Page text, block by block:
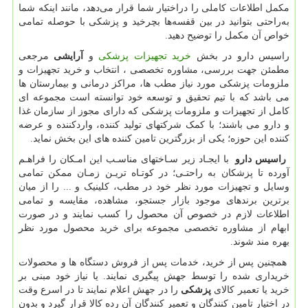
مکمل اطلاعات کاملی را دراختیار شما قرار می‌دهد، مانند اینکه شما
به‌راحتی بتوانید در بین قفسه‌ها بچرخید و پزشکی با حوصله تمامی
خواص آن مکمل را توضیح دهید.
راسیس دارو در بخش خرید تجهیزات پزشکی و آرایشی مرجعی
مطمئن جهت بررسی، مشاوره تخصصی ، انتخاب و خرید تجهیزات و
ملزومات پزشکی مورد نیاز مطب ها، مراکز درمانی و بیمارستان ها
می باشد که با تیم تحقیق و توسعه خود توانسته است مجموعه ای
کامل از تجهیزات و ملزومات پزشکی که دارای مجوز از سازمان غذا
و دارو می باشند؛ با کمک شرکتهای تولید کننده، واردکننده و عرضه
کننده این حوزه؛ یکی از بزرگترین تامین کننده های این بخش نماید.
راسیس دارو با ایجـاد زیر سـاختهای مناسـب این امـکان را فراهـم
آورده تا پزشکان به راحتـی؛ در کوتـاه تریـن زمـان ممکن تمامی
وسایل و تجهیزات مورد نظر خود در مطب، کلینیک و ... را از میان
برترین برندهای موجود بازار جستجو، مشاهده، مقایسه و تمامی
اطلاعات لازم در خصوص آن محصول را کسب نمایند و در صورت
ابهام از مشاوره تخصصی مجموعه برای خرید محصول مورد نظر
بهره مند شوند.
همچنین پس از خرید، خدمات پس از فروش دستگاه ها و محصولات
خریداری شده را توسط جهش پیگیری نمایند. یا نیاز خود مبنی بر
خرید یا تعمیر کالای پزشکی را در جهش اعلام نمایند تا در اسرع وقت
در اختیار تامین کنندگان و تعمیر کنندگان آن رده کالا قرار گیرد و بدون